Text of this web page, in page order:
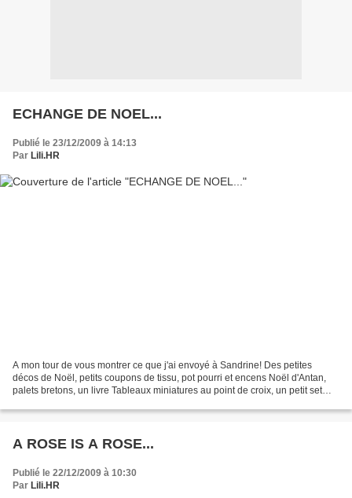
ECHANGE DE NOEL...
Publié le 23/12/2009 à 14:13
Par Lili.HR
A mon tour de vous montrer ce que j'ai envoyé à Sandrine! Des petites
décos de Noël, petits coupons de tissu, pot pourri et encens Noël d'Antan,
palets bretons, un livre Tableaux miniatures au point de croix, un petit set
A ROSE IS A ROSE...
Publié le 22/12/2009 à 10:30
Par Lili.HR